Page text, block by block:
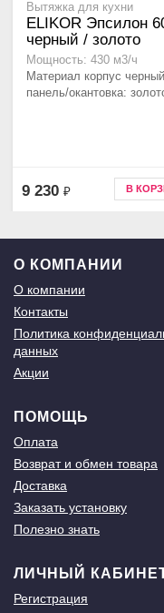
Вытяжка для кухни
ELIKOR Эпсилон
черный / золото
Мощность: 430 м3/ч
Материал корпус
панель/окантовка:
9 230 ₽ В
О КОМПАНИИ
О компании
Контакты
Политика
данных
Акции
ПОМОЩЬ
Оплата
Возврат и обмен товара
Доставка
Заказать установку
Полезно знать
ЛИЧНЫЙ
Регистрация